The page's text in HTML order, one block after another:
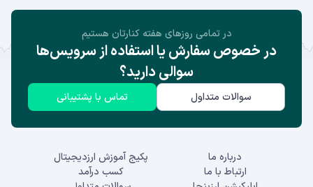
در تمامی روز‌های هفته کنارتان هستیم
در خصوص سفارش یا استفاده از سرویس‌ها
سوالی دارید؟
سوالات متداول تماس با پشتیبانی
درباره ما
ارتباط با ما
پکیج آموزش ارزدیجیتال
کسب درآمد